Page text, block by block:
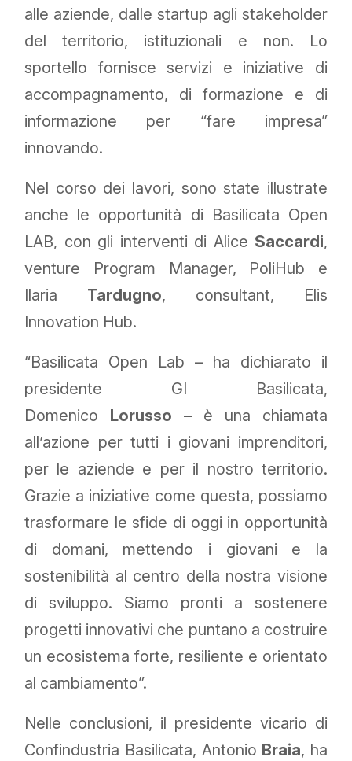
alle aziende, dalle startup agli stakeholder
del territorio, istituzionali e non. Lo
sportello fornisce servizi e iniziative di
accompagnamento, di formazione e di
informazione per “fare impresa”
innovando.
Nel corso dei lavori, sono state illustrate
anche le opportunità di Basilicata Open
LAB, con gli interventi di Alice Saccardi,
venture Program Manager, PoliHub e
Ilaria Tardugno, consultant, Elis
Innovation Hub.
“Basilicata Open Lab – ha dichiarato il
presidente GI Basilicata,
Domenico Lorusso – è una chiamata
all’azione per tutti i giovani imprenditori,
per le aziende e per il nostro territorio.
Grazie a iniziative come questa, possiamo
trasformare le sfide di oggi in opportunità
di domani, mettendo i giovani e la
sostenibilità al centro della nostra visione
di sviluppo. Siamo pronti a sostenere
progetti innovativi che puntano a costruire
un ecosistema forte, resiliente e orientato
al cambiamento”.
Nelle conclusioni, il presidente vicario di
Confindustria Basilicata, Antonio Braia, ha